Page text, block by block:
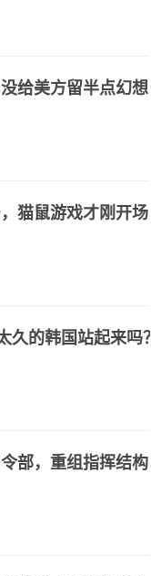
给美方留半点幻想
猫鼠游戏才刚开场
的韩国站起来吗？
部，重组指挥结构